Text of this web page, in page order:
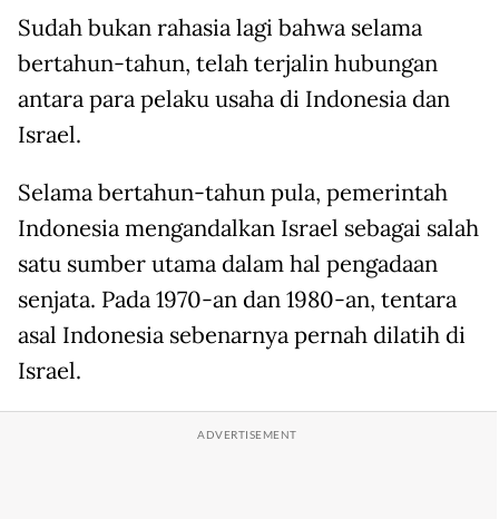
Sudah bukan rahasia lagi bahwa selama
bertahun-tahun, telah terjalin hubungan
antara para pelaku usaha di Indonesia dan
Israel.
Selama bertahun-tahun pula, pemerintah
Indonesia mengandalkan Israel sebagai salah
satu sumber utama dalam hal pengadaan
senjata. Pada 1970-an dan 1980-an, tentara
asal Indonesia sebenarnya pernah dilatih di
Israel.